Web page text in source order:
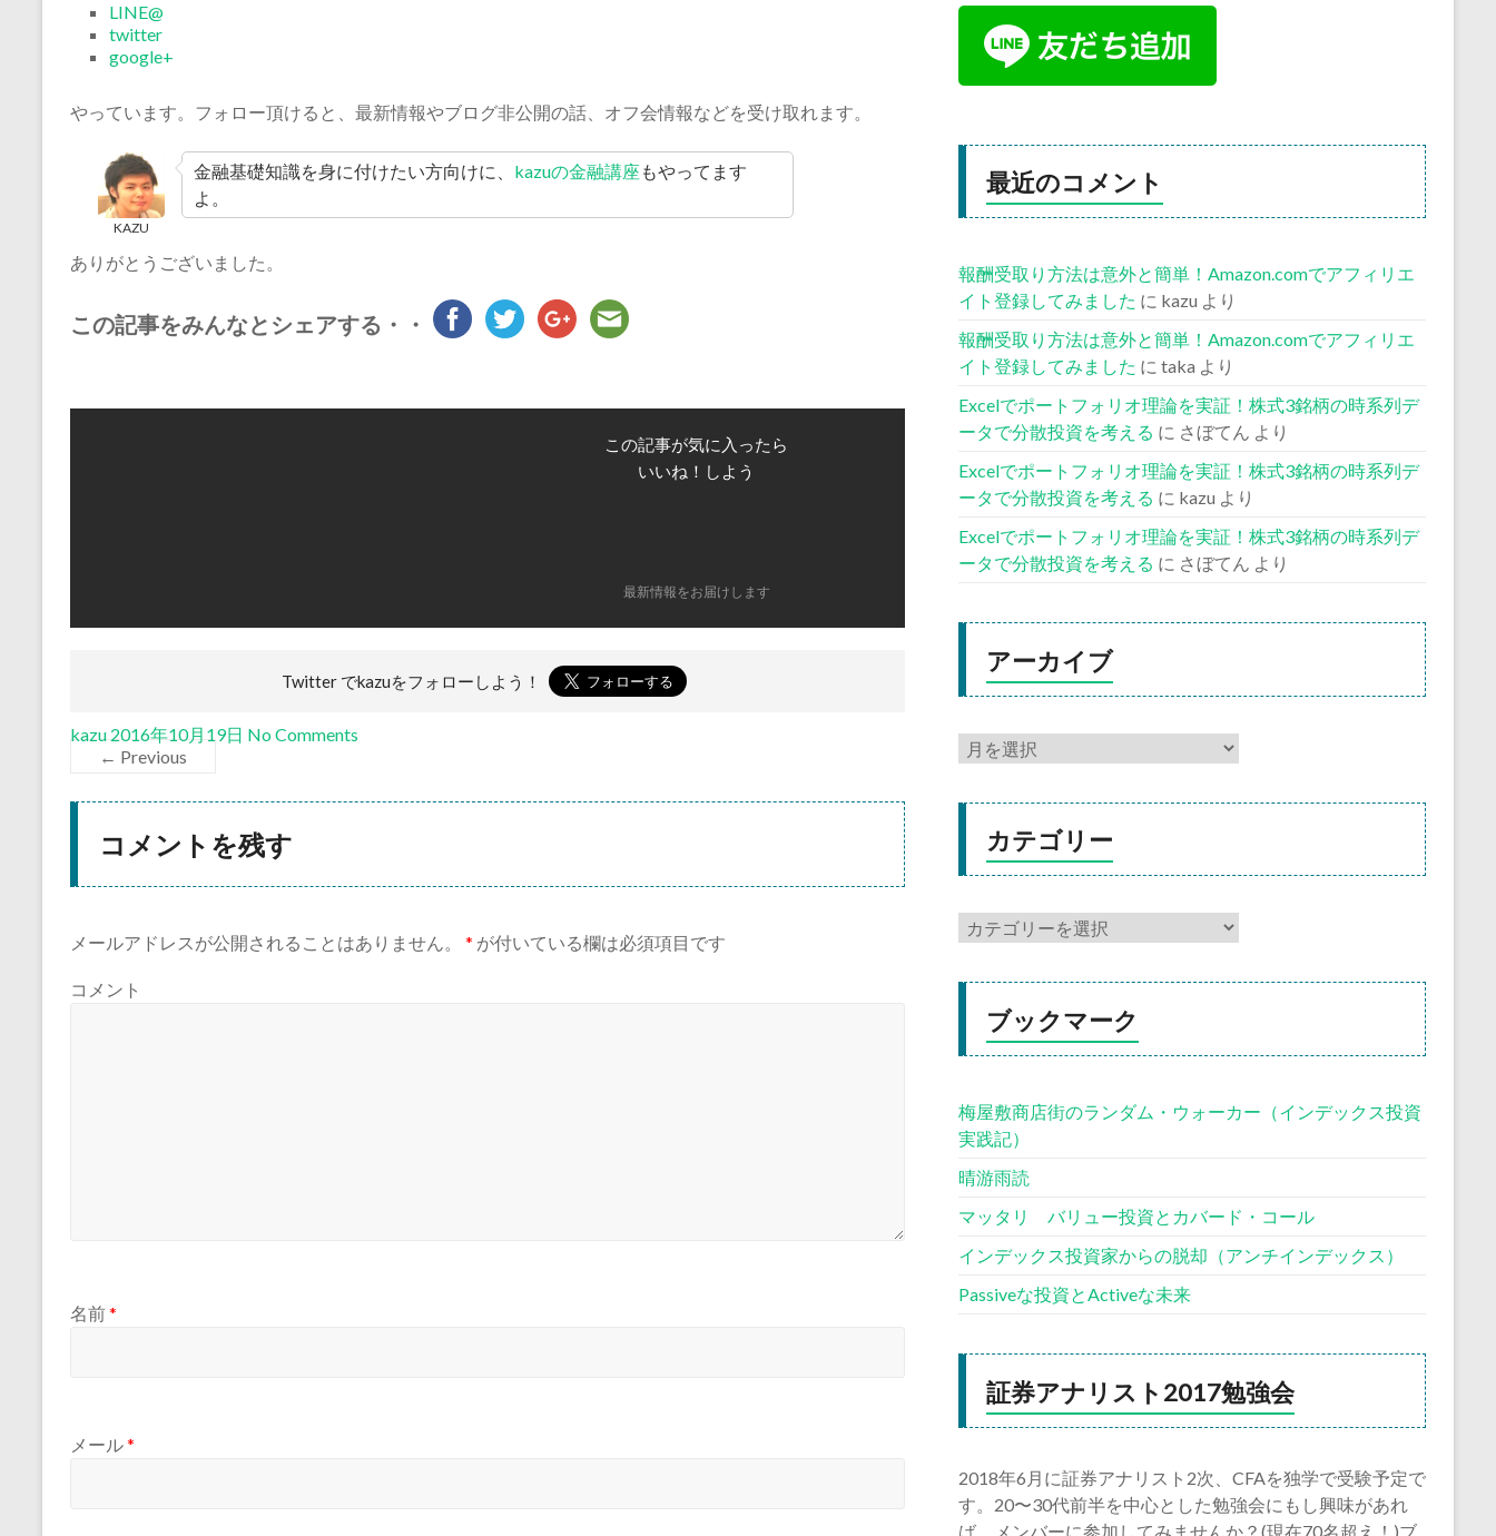
LINE@
twitter
google+
やっています。フォロー頂けると、最新情報やブログ非公開の話、オフ会情報などを受け取れます。
KAZU
金融基礎知識を身に付けたい方向けに、 kazuの金融講座 もやってます
よ。
ありがとうございました。
この記事をみんなとシェアする・・
この記事が気に入ったら
いいね！しよう
最新情報をお届けします
Twitter でkazuをフォローしよう！
kazu 2016年10月19日 No Comments
← Previous
コメントを残す
メールアドレスが公開されることはありません。 * が付いている欄は必須項目です
コメント
名前*
メール*
最近のコメント
報酬受取り方法は意外と簡単！Amazon.comでアフィリエ
イト登録してみました に kazu より
報酬受取り方法は意外と簡単！Amazon.comでアフィリエ
イト登録してみました に taka より
Excelでポートフォリオ理論を実証！株式3銘柄の時系列デ
ータで分散投資を考える に さぼてん より
Excelでポートフォリオ理論を実証！株式3銘柄の時系列デ
ータで分散投資を考える に kazu より
Excelでポートフォリオ理論を実証！株式3銘柄の時系列デ
ータで分散投資を考える に さぼてん より
アーカイブ
カテゴリー
ブックマーク
梅屋敷商店街のランダム・ウォーカー（インデックス投資
実践記）
晴游雨読
マッタリ バリュー投資とカバード・コール
インデックス投資家からの脱却（アンチインデックス）
Passiveな投資とActiveな未来
証券アナリスト2017勉強会
2018年6月に証券アナリスト2次、CFAを独学で受験予定で
す。20〜30代前半を中心とした勉強会にもし興味があれ
ば、メンバーに参加してみませんか？(現在70名超え！)ブ